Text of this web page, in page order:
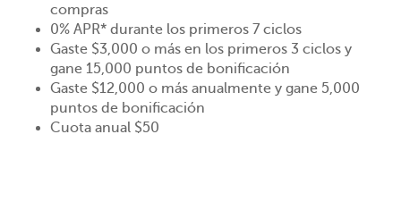
compras
0% APR* durante los primeros 7 ciclos
Gaste $3,000 o más en los primeros 3 ciclos y
gane 15,000 puntos de bonificación
Gaste $12,000 o más anualmente y gane 5,000
puntos de bonificación
Cuota anual $50